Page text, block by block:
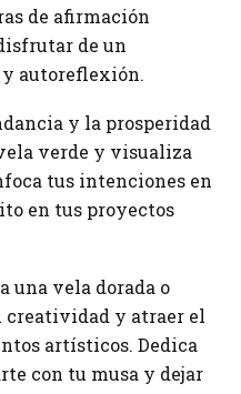
de afirmación
de un
autoreflexión.
y la prosperidad
verde y visualiza
tus intenciones en
en tus proyectos
una vela dorada o
y atraer el
artísticos. Dedica
con tu musa y dejar